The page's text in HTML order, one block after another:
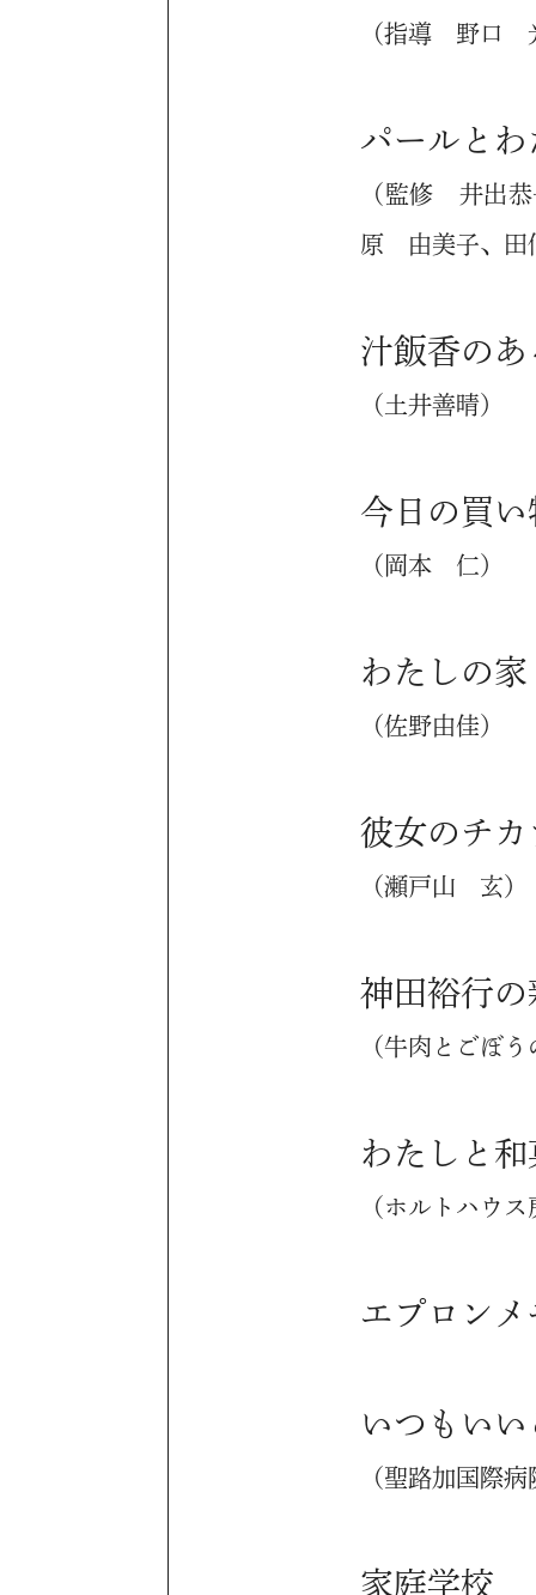
（指導 野口
パールとわ
（監修 井出恭
原 由美子、田
汁飯香の
（土井善晴）
今日の買
（岡本 仁）
わたしの
（佐野由佳）
彼女のチ
（瀬戸山 玄）
神田裕行
（牛肉とごぼ
わたしと
（ホルトハウ
エプロンメ
いつもい
（聖路加国際
家庭学校